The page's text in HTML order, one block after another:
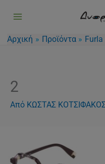
περιεχόμενο
Αρχική Προϊόντα Furla
2
Από ΚΩΣΤΑΣ ΚΟΤΣΙΦΑΚΟΣ